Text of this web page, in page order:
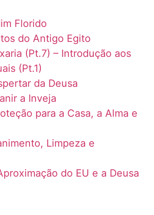
Florido
do Antigo Egito
(Pt.7) – Introdução aos
(Pt.1)
da Deusa
a Inveja
para a Casa, a Alma e
Limpeza e
do EU e a Deusa